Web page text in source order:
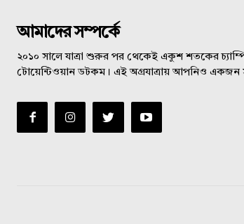
আমাদের সম্পর্কে
২০১০ সালে যাত্রা শুরুর পর থেকেই একুশ শতকের
টোয়েন্টিওয়ান ডটকম। এই অগ্রযাত্রায় আপনিও একজন